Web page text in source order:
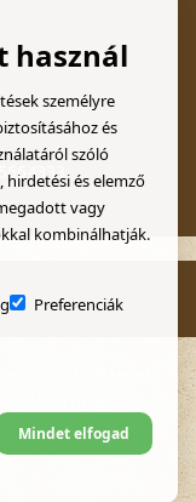
feltételek
használ
személyre
és
szóló
és elemző
vagy
kombinálhatják.
Preferenciák
Mindet elfogad